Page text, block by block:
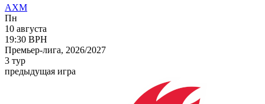
АХМ
Пн
10 августа
19:30 ВРН
Премьер-лига, 2026/2027
3 тур
предыдущая игра